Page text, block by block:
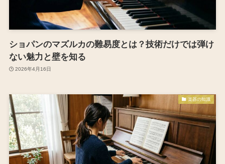
ショパンのマズルカの難易度とは？技術だけでは弾け
ない魅力と壁を知る
2026年4月16日
楽器の知識